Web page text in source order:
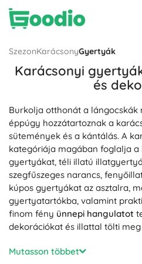
SzezonKarácsonyGyertyák
Karácsonyi
és
Burkolja otthonát a
éppúgy hozzátartoznak a
sütemények és a kántálás. A
kategóriája magában foglalja
gyertyákat, téli illatú
szegfűszeges narancs,
kúpos gyertyákat az asztalra,
gyertyatartókba, valamint
finom fény ünnepi hangulatot
dekorációkat és illattal tölti
Válasszon különböző anyagok
paraffin, természetes szójaviasz
Mutasson többet